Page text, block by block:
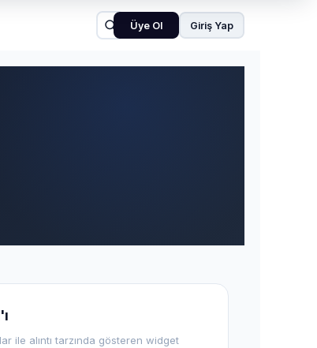
Üye Ol Giriş Yap
ile alıntı tarzında gösteren widget